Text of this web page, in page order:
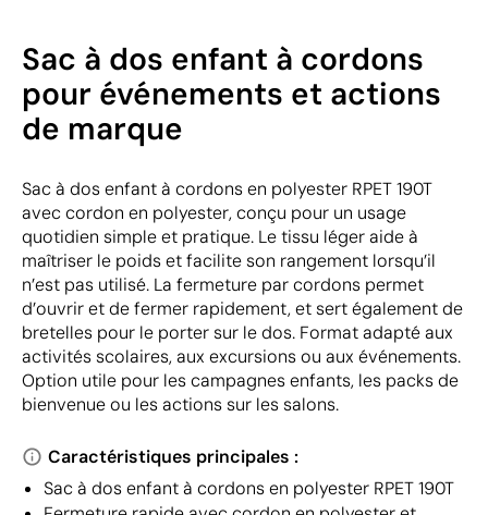
Sac à dos enfant à cordons
pour événements et actions
de marque
Sac à dos enfant à cordons en polyester RPET 190T
avec cordon en polyester, conçu pour un usage
quotidien simple et pratique. Le tissu léger aide à
maîtriser le poids et facilite son rangement lorsqu’il
n’est pas utilisé. La fermeture par cordons permet
d’ouvrir et de fermer rapidement, et sert également de
bretelles pour le porter sur le dos. Format adapté aux
activités scolaires, aux excursions ou aux événements.
Option utile pour les campagnes enfants, les packs de
bienvenue ou les actions sur les salons.
Caractéristiques principales :
Sac à dos enfant à cordons en polyester RPET 190T